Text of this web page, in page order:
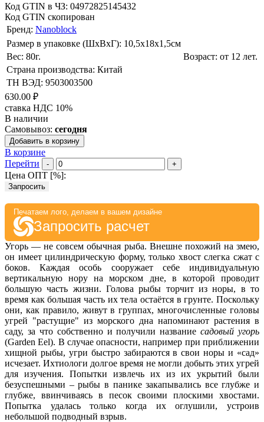
Код GTIN в ЧЗ: 04972825145432
Код GTIN скопирован
Бренд: Nanoblock
Размер в упаковке (ШхВxГ): 10,5х18х1,5cм
Вес: 80г.
Возраст: от 12 лет.
Страна производства: Китай
ТН ВЭД: 9503003500
630.00 ₽
ставка НДС 10%
В наличии
Самовывоз: сегодня
Добавить в корзину
В корзине
Перейти
- +
Цена ОПТ [%]:
Запросить
Печатаем лого, делаем в вашем дизайне
Запросить расчет
Угорь — не совсем обычная рыба. Внешне похожий на змею,
он имеет цилиндрическую форму, только хвост слегка сжат с
боков. Каждая особь сооружает себе индивидуальную
вертикальную нору на морском дне, в которой проводит
большую часть жизни. Голова рыбы торчит из норы, в то
время как большая часть их тела остаётся в грунте. Поскольку
они, как правило, живут в группах, многочисленные головы
угрей "растущие" из морского дна напоминают растения в
саду, за что собственно и получили названиесадовый угорь
(Garden Eel). В случае опасности, например при приближении
хищной рыбы, угри быстро забираются в свои норы и «сад»
исчезает. Ихтиологи долгое время не могли добыть этих угрей
для изучения. Попытки извлечь их из их укрытий были
безуспешными – рыбы в панике закапывались все глубже и
глубже, ввинчиваясь в песок своими плоскими хвостами.
Попытка удалась только когда их оглушили, устроив
небольшой подводный взрыв.